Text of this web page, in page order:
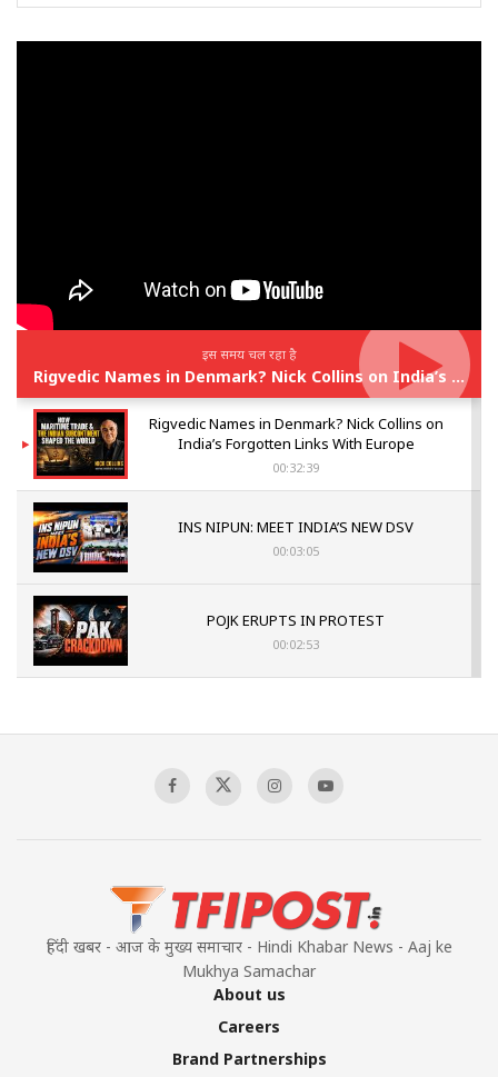
इस समय चल रहा है
Rigvedic Names in Denmark? Nick Collins on India’s Forgotten Links With Europe
Rigvedic Names in Denmark? Nick Collins on
India’s Forgotten Links With Europe
00:32:39
INS NIPUN: MEET INDIA’S NEW DSV
00:03:05
POJK ERUPTS IN PROTEST
00:02:53
Sagar
हिंदी खबर - आज के मुख्य समाचार - Hindi Khabar News - Aaj ke
Mukhya Samachar
About us
Careers
Brand Partnerships